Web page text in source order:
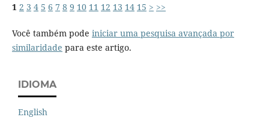
1 2 3 4 5 6 7 8 9 10 11 12 13 14 15 > >>
Você também pode iniciar uma pesquisa avançada por
similaridade para este artigo.
IDIOMA
English